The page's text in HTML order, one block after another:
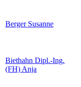
Berger Susanne
Biethahn Dipl.-Ing.
(FH) Anja